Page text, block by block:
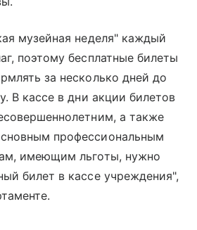
музейная неделя" каждый
поэтому бесплатные билеты
за несколько дней до
В кассе в дни акции билетов
а также
профессиональным
имеющим льготы, нужно
билет в кассе учреждения",